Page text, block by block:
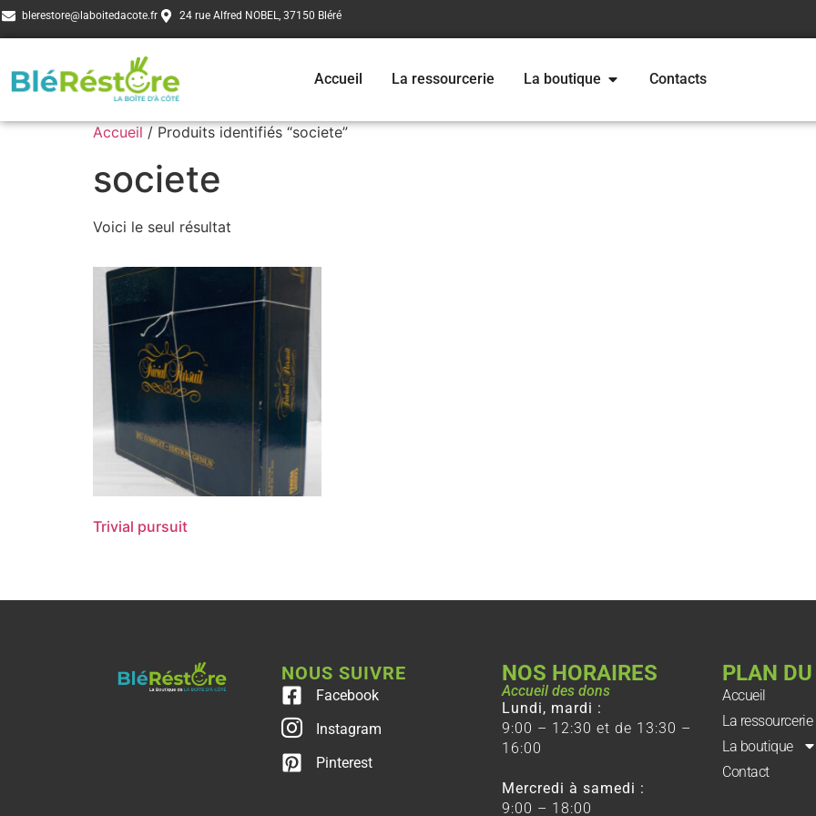
blerestore@laboitedacote.fr 24 rue Alfred NOBEL, 37150 Bléré
Accueil La ressourcerie La boutique Contacts
Accueil / Produits identifiés “societe”
societe
Voici le seul résultat
Trivial pursuit
NOUS SUIVRE
Facebook
Instagram
Pinterest
NOS HORAIRES
Accueil des dons
Lundi, mardi :
9:00 – 12:30 et de 13:30 –
16:00
Mercredi à samedi :
9:00 – 18:00
PLAN
Accueil
La ressourcerie
La boutique
Contact